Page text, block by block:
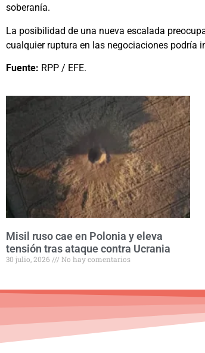
soberanía.
La posibilidad de una nueva escalada
cualquier ruptura en las negociaciones podría
Fuente: RPP / EFE.
Misil ruso cae en Polonia y eleva
tensión tras ataque contra Ucrania
30 julio, 2026 No hay comentarios